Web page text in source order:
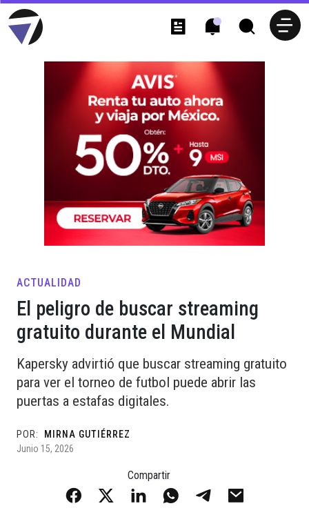
ACTUALIDAD
El peligro de buscar streaming
gratuito durante el Mundial
Kapersky advirtió que buscar streaming gratuito
para ver el torneo de futbol puede abrir las
puertas a estafas digitales.
POR:
MIRNA GUTIÉRREZ
Junio 15, 2026
Compartir